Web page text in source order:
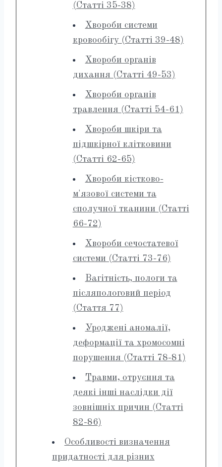
(Статті 35-38)
Хвороби системи
кровообігу (Статті 39-48)
Хвороби органів
дихання (Статті 49-53)
Хвороби органів
травлення (Статті 54-61)
Хвороби шкіри та
підшкірної клітковини
(Статті 62-65)
Хвороби кістково-
м'язової системи та
сполучної тканини (Статті
66-72)
Хвороби сечостатевої
системи (Статті 73-76)
Вагітність, пологи та
післяпологовий період
(Стаття 77)
Уроджені аномалії,
деформації та хромосомні
порушення (Статті 78-81)
Травми, отруєння та
деякі інші наслідки дії
зовнішніх причин (Статті
82-86)
Особливості визначення
придатності для різних